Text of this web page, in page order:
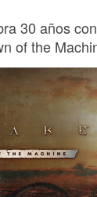
30 años
of the